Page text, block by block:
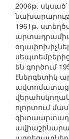
2006թ.
1961թ.
են գործում
էներգետիկ
ոլորտում